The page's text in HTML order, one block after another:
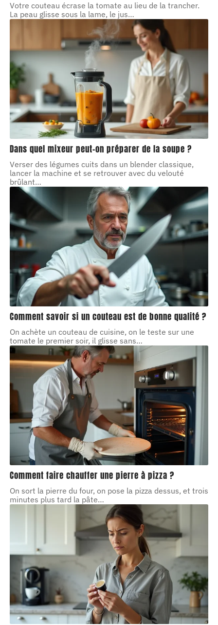
Votre couteau écrase la tomate au lieu de la trancher.
La peau glisse sous la lame, le jus…
Dans quel mixeur peut-on préparer de la soupe ?
Verser des légumes cuits dans un blender classique,
lancer la machine et se retrouver avec du velouté
brûlant…
Comment savoir si un couteau est de bonne qualité ?
On achète un couteau de cuisine, on le teste sur une
tomate le premier soir, il glisse sans…
Comment faire chauffer une pierre à pizza ?
On sort la pierre du four, on pose la pizza dessus, et trois
minutes plus tard la pâte…